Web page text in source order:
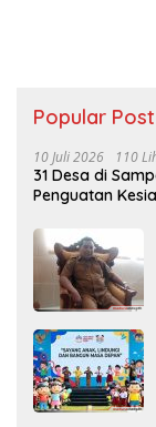
Popular Post
10 Juli 2026 110
31 Desa di
Penguatan